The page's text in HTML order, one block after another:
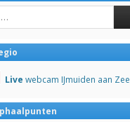
Live webcam IJmuiden aan Zee